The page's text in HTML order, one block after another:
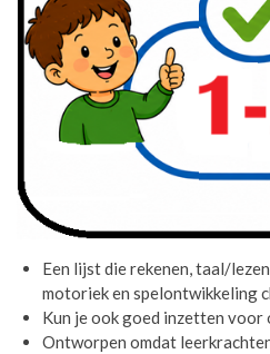
Een lijst die rekenen, taal/
motoriek en spelontwikkeling
Kun je ook goed inzetten voor
Ontworpen omdat